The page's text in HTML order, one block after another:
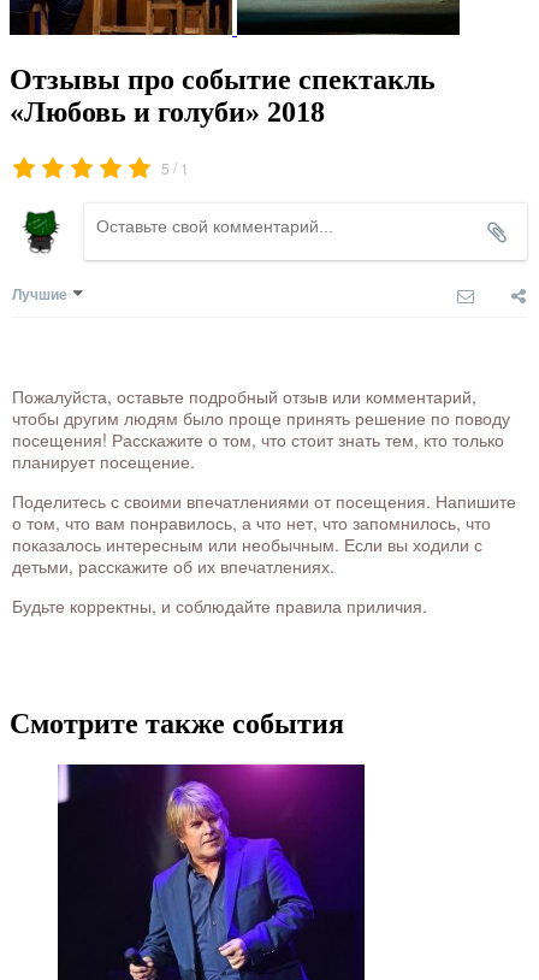
Отзывы про событие спектакль
«Любовь и голуби» 2018
5 / 1
Лучшие
Пожалуйста, оставьте подробный отзыв или комментарий,
чтобы другим людям было проще принять решение по поводу
посещения! Расскажите о том, что стоит знать тем, кто только
планирует посещение.
Поделитесь с своими впечатлениями от посещения. Напишите
о том, что вам понравилось, а что нет, что запомнилось, что
показалось интересным или необычным. Если вы ходили с
детьми, расскажите об их впечатлениях.
Будьте корректны, и соблюдайте правила приличия.
Смотрите также события